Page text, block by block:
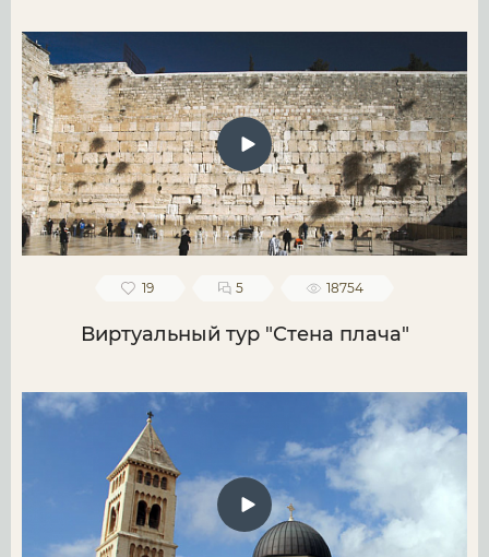
19 5 18754
Виртуальный тур "Стена плача"